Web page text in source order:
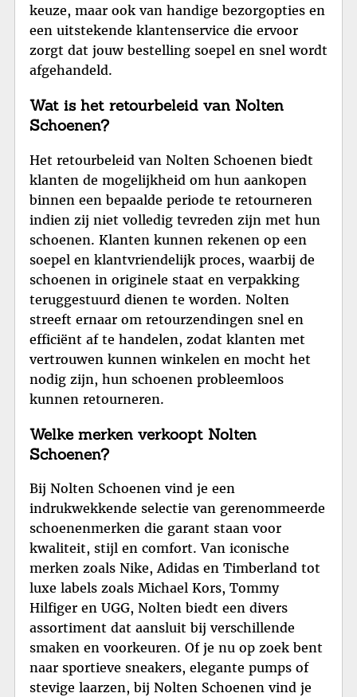
keuze, maar ook van handige bezorgopties en
een uitstekende klantenservice die ervoor
zorgt dat jouw bestelling soepel en snel wordt
afgehandeld.
Wat is het retourbeleid van Nolten
Schoenen?
Het retourbeleid van Nolten Schoenen biedt
klanten de mogelijkheid om hun aankopen
binnen een bepaalde periode te retourneren
indien zij niet volledig tevreden zijn met hun
schoenen. Klanten kunnen rekenen op een
soepel en klantvriendelijk proces, waarbij de
schoenen in originele staat en verpakking
teruggestuurd dienen te worden. Nolten
streeft ernaar om retourzendingen snel en
efficiënt af te handelen, zodat klanten met
vertrouwen kunnen winkelen en mocht het
nodig zijn, hun schoenen probleemloos
kunnen retourneren.
Welke merken verkoopt Nolten
Schoenen?
Bij Nolten Schoenen vind je een
indrukwekkende selectie van gerenommeerde
schoenenmerken die garant staan voor
kwaliteit, stijl en comfort. Van iconische
merken zoals Nike, Adidas en Timberland tot
luxe labels zoals Michael Kors, Tommy
Hilfiger en UGG, Nolten biedt een divers
assortiment dat aansluit bij verschillende
smaken en voorkeuren. Of je nu op zoek bent
naar sportieve sneakers, elegante pumps of
stevige laarzen, bij Nolten Schoenen vind je